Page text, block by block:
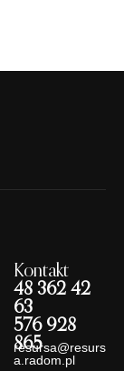
Kontakt
48 362 42
63
576 928
865
resursa@resurs
a.radom.pl